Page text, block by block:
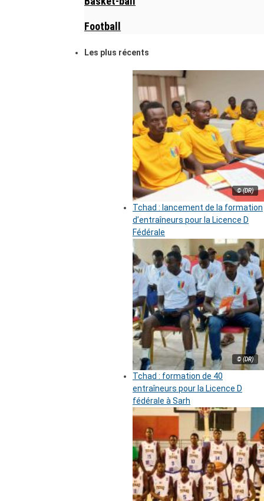
Football
Les plus récents
© (DR)
Tchad : lancement de la formation
d’entraîneurs pour la Licence D
Fédérale
© (DR)
Tchad : formation de 40
entraîneurs pour la Licence D
fédérale à Sarh